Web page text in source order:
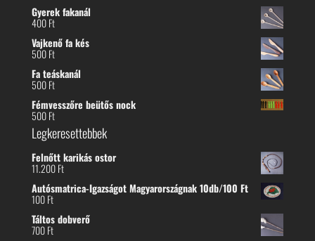
Gyerek fakanál
400Ft
Vajkenő fa kés
500Ft
Fa teáskanál
500Ft
Fémvesszőre beütős nock
500Ft
Legkeresettebbek
Felnőtt karikás ostor
11.200Ft
Autósmatrica-Igazságot Magyarországnak 10db/100 Ft
100Ft
Táltos dobverő
700Ft